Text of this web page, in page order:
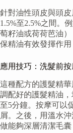
針對油性頭皮與頭
1.5%至2.5%之間。
萄籽油或荷荷芭油
保精油有效發揮作用
應用技巧：洗髮前
這種配方的護髮精
調配好的護髮精油
至5分鐘。按摩可以
屑。之後，用溫水
做能夠深層清潔毛囊